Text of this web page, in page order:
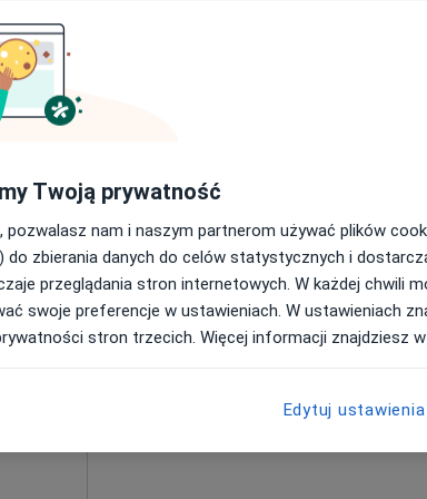
wizyta) 350 zł
Umawianie online nie jest
Pokaż profil
Twoją prywatność
pozwalasz nam i naszym partnerom używać plików
do zbierania danych do celów statystycznych i
przeglądania stron internetowych. W każdej chwili
swoje preferencje w ustawieniach. W ustawieniach
stron trzecich. Więcej informacji znajdziesz w
Edytuj ustawienia